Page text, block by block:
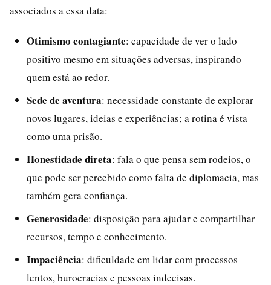
associados a essa data:
Otimismo contagiante: capacidade de ver o lado
positivo mesmo em situações adversas, inspirando
quem está ao redor.
Sede de aventura: necessidade constante de explorar
novos lugares, ideias e experiências; a rotina é vista
como uma prisão.
Honestidade direta: fala o que pensa sem rodeios, o
que pode ser percebido como falta de diplomacia, mas
também gera confiança.
Generosidade: disposição para ajudar e compartilhar
recursos, tempo e conhecimento.
Impaciência: dificuldade em lidar com processos
lentos, burocracias e pessoas indecisas.